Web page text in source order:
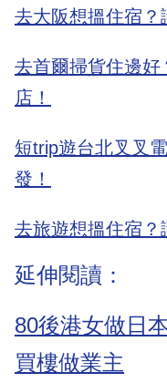
去大阪想搵住宿？
去首爾掃貨住邊
店！
短trip遊台北叉叉
發！
去旅遊想搵住宿？
延伸閱讀：
80後港女做日
買樓做業主